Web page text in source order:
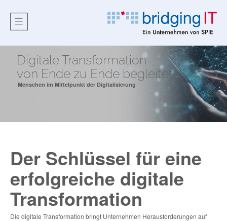
Digitale Transformation
von Ende zu Ende begleitet
Menschen im Mittelpunkt der Digitalisierung
Der Schlüssel für eine
erfolgreiche digitale
Transformation
Die digitale Transformation bringt Unternehmen Herausforderungen auf